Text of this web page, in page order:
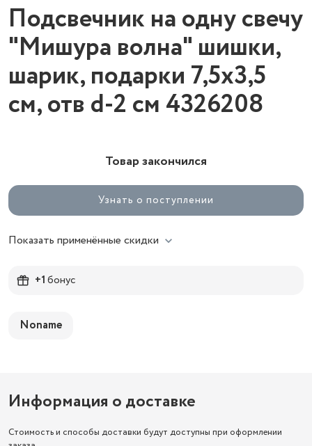
Подсвечник на одну свечу
"Мишура волна" шишки,
шарик, подарки 7,5х3,5
см, отв d-2 см 4326208
Товар закончился
Узнать о поступлении
Показать применённые скидки
+1бонус
Noname
Информация о доставке
Стоимость и способы доставки будут доступны при оформлении